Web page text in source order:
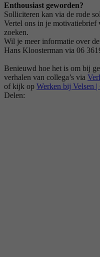
Enthousiast geworden?
Solliciteren kan via de rode
Vertel ons in je
zoeken.
Wil je meer informatie over
Hans Kloosterman via 06
Benieuwd hoe het is om bij
verhalen van collega’s via
of kijk op Werken bij Velsen |
Delen: